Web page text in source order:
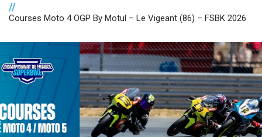
//
Courses Moto 4 OGP By Motul – Le Vigeant (86) – FSBK 2026